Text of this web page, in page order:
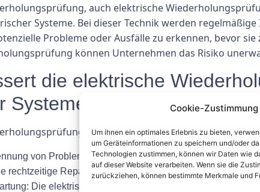
Cookie-
Um ihnen ein optimales Erlebnis zu bieten,
um Geräteinformationen zu speichern und/oder
Technologien zustimmen, können wir Daten wie
auf dieser Website verarbeiten. Wenn sie die
zurückziehen, können bestimmte Merkmale und
auch elektrische
Systeme. Bei dieser Technik werden
Probleme oder Ausfälle zu erkennen, bevor
können Unternehmen das Risiko
die elektrische
trägt auf verschiedene Weise zur
von Problemen: Durch die Durchführung
rechtzeitige Reparatur und Wartung ermöglicht.
Die elektrische Wiederholungsprüfung ermöglicht